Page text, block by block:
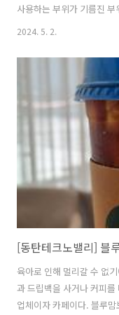
사용하는 부위가 기름진
할상품권, 화성페이도 사용
2024. 5. 2.
[동탄테크노밸리] 블
육아로 인해 멀리갈 수 없
과 드립백을 사거나 커피
업체이자 카페이다. 블루